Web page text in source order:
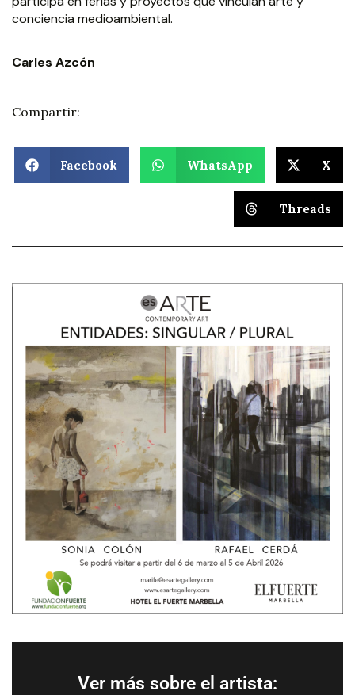
Ver más sobre el artista:
conciencia medioambiental.
Carles Azcón
Compartir:
Facebook WhatsApp X
Threads